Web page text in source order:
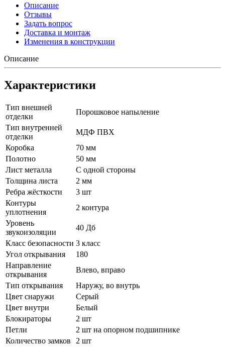
Описание
Отзывы
Задать вопрос
Доставка и монтаж
Изменения в конструкции
Описание
Характеристики
Тип внешней
отделки
Порошковое напыление
Тип внутренней
отделки
МДФ ПВХ
Коробка
70 мм
Полотно
50 мм
Лист металла
С одной стороны
Толщина листа
2 мм
Ребра жёсткости
3 шт
Контуры
уплотнения
2 контура
Уровень
звукоизоляции
40 Дб
Класс безопасности 3 класс
Угол открывания
180
Направление
открывания
Влево, вправо
Тип открывания
Наружу, во внутрь
Цвет снаружи
Серый
Цвет внутри
Белый
Блокираторы
2 шт
Петли
2 шт на опорном подшипнике
Количество замков
2 шт